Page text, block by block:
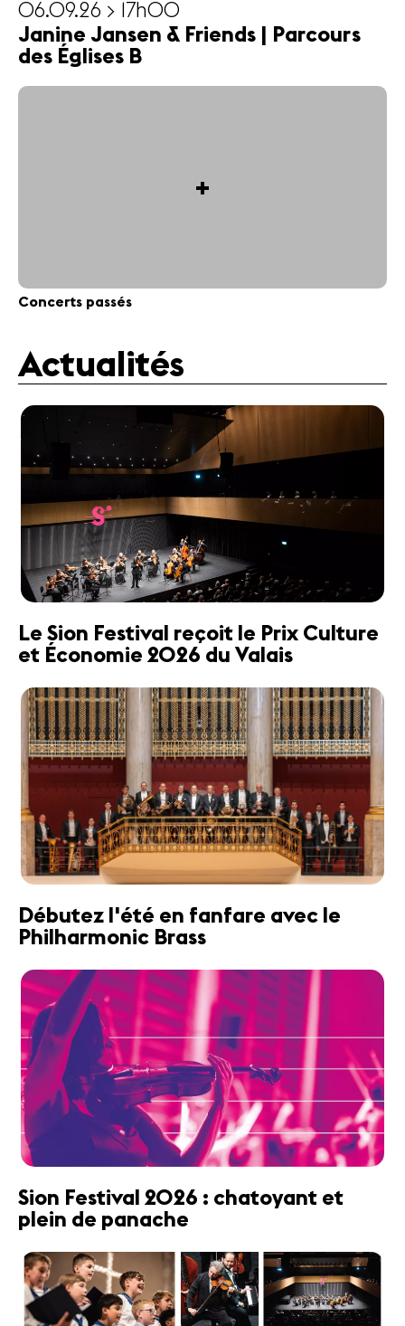
06.09.26 > 17h00
Janine Jansen & Friends | Parcours
des Églises B
+
Concerts passés
Actualités
Le Sion Festival reçoit le Prix Culture
et Économie 2026 du Valais
Débutez l'été en fanfare avec le
Philharmonic Brass
Sion Festival 2026 : chatoyant et
plein de panache